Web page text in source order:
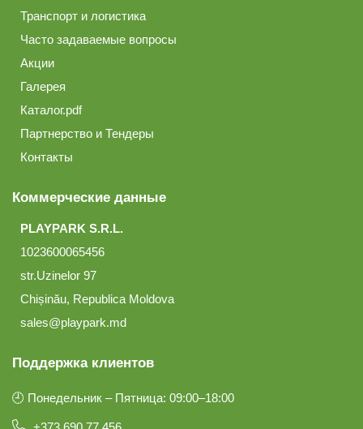
Транспорт и логистика
Часто задаваемые вопросы
Акции
Галерея
Каталог.pdf
Партнерство и Тендеры
Контакты
Коммерческие данные
PLAYPARK S.R.L.
1023600065456
str.Uzinelor 97
Chișinău, Republica Moldova
sales@playpark.md
Поддержка клиентов
🕘 Понедельник – Пятница: 09:00–18:00